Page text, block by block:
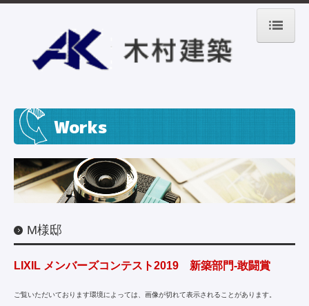
HOME
家づくりの流れ
多摩産の木材
Works
Information：売地
Information：建売
Company
事業サポート
Works
M様邸
LIXIL メンバーズコンテスト2019 新築部門-敢闘賞
ご覧いただいております環境によっては、画像が切れて表示されることがあります。